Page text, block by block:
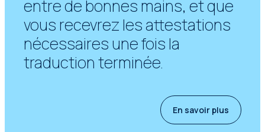
entre de bonnes mains, et que
vous recevrez les attestations
nécessaires une fois la
traduction terminée.
En savoir plus